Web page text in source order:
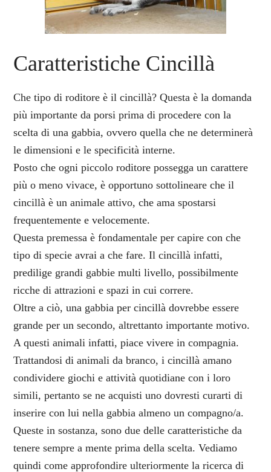
Caratteristiche Cincillà
Che tipo di roditore è il cincillà? Questa è la domanda
più importante da porsi prima di procedere con la
scelta di una gabbia, ovvero quella che ne determinerà
le dimensioni e le specificità interne.
Posto che ogni piccolo roditore possegga un carattere
più o meno vivace, è opportuno sottolineare che il
cincillà è un animale attivo, che ama spostarsi
frequentemente e velocemente.
Questa premessa è fondamentale per capire con che
tipo di specie avrai a che fare. Il cincillà infatti,
predilige grandi gabbie multi livello, possibilmente
ricche di attrazioni e spazi in cui correre.
Oltre a ciò, una gabbia per cincillà dovrebbe essere
grande per un secondo, altrettanto importante motivo.
A questi animali infatti, piace vivere in compagnia.
Trattandosi di animali da branco, i cincillà amano
condividere giochi e attività quotidiane con i loro
simili, pertanto se ne acquisti uno dovresti curarti di
inserire con lui nella gabbia almeno un compagno/a.
Queste in sostanza, sono due delle caratteristiche da
tenere sempre a mente prima della scelta. Vediamo
quindi come approfondire ulteriormente la ricerca di